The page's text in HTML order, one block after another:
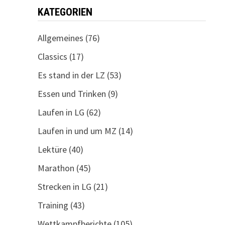
KATEGORIEN
Allgemeines (76)
Classics (17)
Es stand in der LZ (53)
Essen und Trinken (9)
Laufen in LG (62)
Laufen in und um MZ (14)
Lektüre(40)
Marathon (45)
Strecken in LG (21)
Training (43)